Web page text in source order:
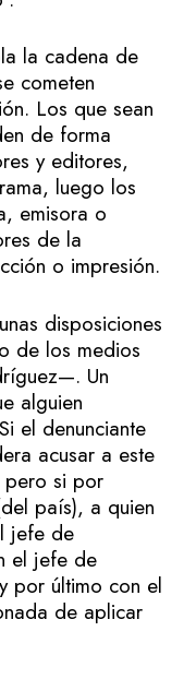
la cadena de
cometen
Los que sean
de forma
y editores,
luego los
emisora o
de la
o impresión.
disposiciones
de los medios
Un
alguien
el denunciante
acusar a este
pero si por
país), a quien
jefe de
el jefe de
por último con el
de aplicar